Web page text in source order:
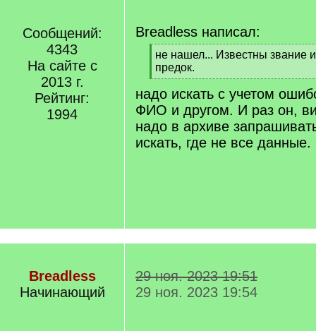
Сообщений:
4343
На сайте с
2013 г.
Рейтинг:
1994
Breadless написал:
[
q
]
не нашел... Известны звание
предок.
[
/
q
надо искать с учетом
ФИО и другом. И раз он,
надо в архиве
искать, где не все данные.
Breadless
Начинающий
29 ноя. 2023 19:51
29 ноя. 2023 19:54